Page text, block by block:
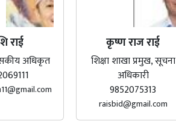
राई
अधिकृत
कृष्ण राज राई
शिक्षा शाखा प्रमुख, सूचना
अधिकारी
9852075313
raisbid@gmail.com